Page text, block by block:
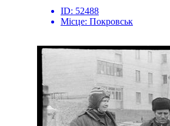
ID: 52488
Місце: Покровськ